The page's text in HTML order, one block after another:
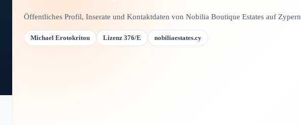
Öffentliches Profil, Inserate und Kontaktdaten von Nobilia Boutique Estates auf Zypern
Michael Erotokritou Lizenz 376/E nobiliaestates.cy